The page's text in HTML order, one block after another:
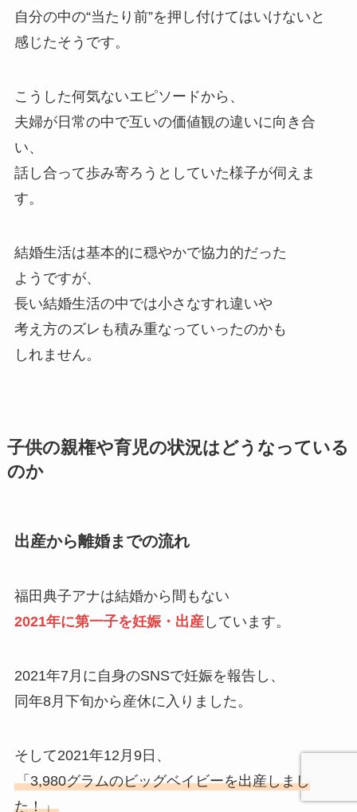
自分の中の“当たり前”を押し付けてはいけないと
感じたそうです。
こうした何気ないエピソードから、
夫婦が日常の中で互いの価値観の違いに向き合
い、
話し合って歩み寄ろうとしていた様子が伺えま
す。
結婚生活は基本的に穏やかで協力的だった
ようですが、
長い結婚生活の中では小さなすれ違いや
考え方のズレも積み重なっていったのかも
しれません。
子供の親権や育児の状況はどうなっている
のか
出産から離婚までの流れ
福田典子アナは結婚から間もない
2021年に第一子を妊娠・出産しています。
2021年7月に自身のSNSで妊娠を報告し、
同年8月下旬から産休に入りました。
そして2021年12月9日、
「3,980グラムのビッグベイビーを出産しまし
た！」